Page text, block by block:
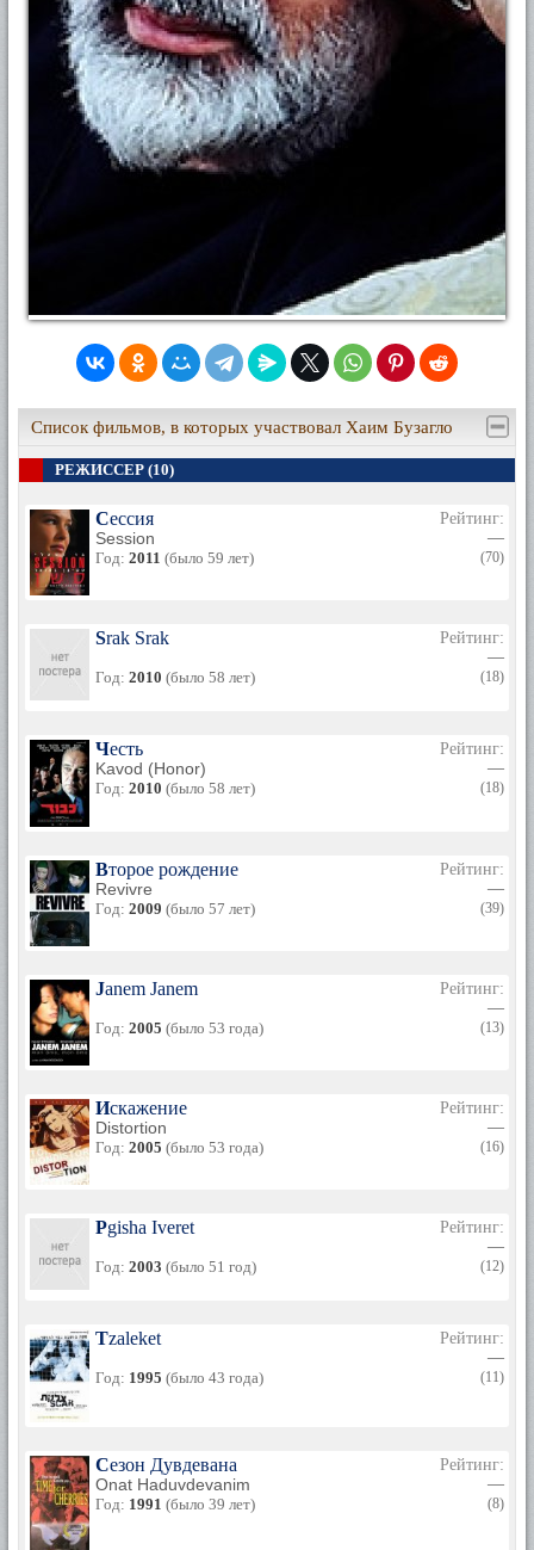
Список фильмов, в которых участвовал Хаим Бузагло
РЕЖИССЕР (10)
Сессия
Session
Год: 2011 (было 59 лет)
Рейтинг:
—
(70)
Srak Srak
Год: 2010 (было 58 лет)
Рейтинг:
—
(18)
Честь
Kavod (Honor)
Год: 2010 (было 58 лет)
Рейтинг:
—
(18)
Второе рождение
Revivre
Год: 2009 (было 57 лет)
Рейтинг:
—
(39)
Janem Janem
Год: 2005 (было 53 года)
Рейтинг:
—
(13)
Искажение
Distortion
Год: 2005 (было 53 года)
Рейтинг:
—
(16)
Pgisha Iveret
Год: 2003 (было 51 год)
Рейтинг:
—
(12)
Tzaleket
Год: 1995 (было 43 года)
Рейтинг:
—
(11)
Сезон Дувдевана
Onat Haduvdevanim
Год: 1991 (было 39 лет)
Рейтинг:
—
(8)